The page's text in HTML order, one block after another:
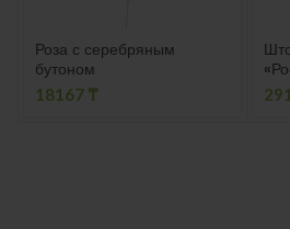
Роза с серебряным
бутоном
18167 ₸